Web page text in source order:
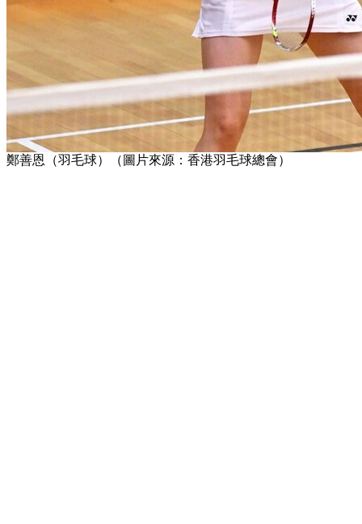
鄭善恩（羽毛球）（圖片來源：香港羽毛球總會）